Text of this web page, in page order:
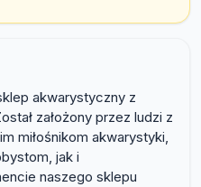
akwarystyczny z
założony przez ludzi z
miłośnikom akwarystyki,
jak i
naszego sklepu